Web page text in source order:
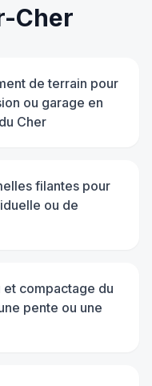
Cher
de terrain pour
ou garage en
Cher
filantes pour
ou de
compactage du
pente ou une